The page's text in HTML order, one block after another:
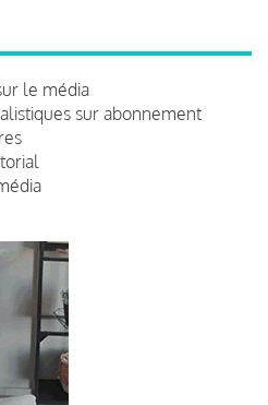
le média
sur abonnement